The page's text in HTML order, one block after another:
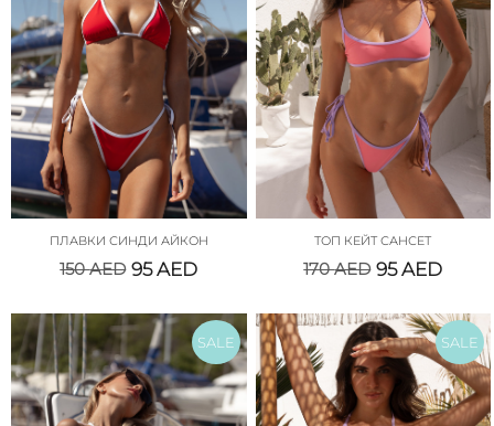
ПЛАВКИ СИНДИ АЙКОН
150AED 95AED
ТОП КЕЙТ САНСЕТ
170AED 95AED
SALE SALE